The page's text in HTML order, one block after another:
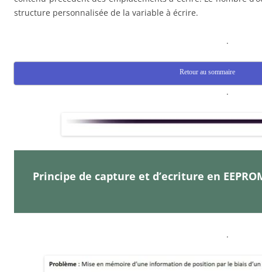
structure personnalisée de la variable à écrire.
.
Retour au sommaire
.
Principe de capture et d’ecriture en
.